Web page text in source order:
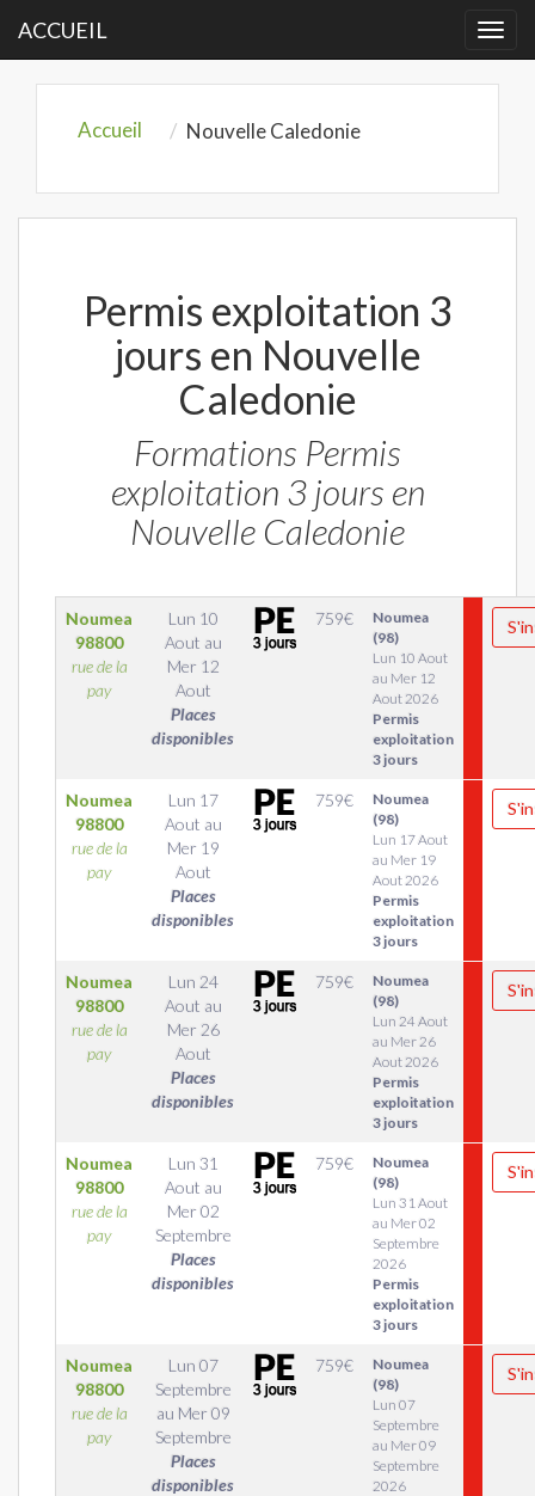
ACCUEIL
Accueil Nouvelle Caledonie
Permis exploitation 3
jours en Nouvelle
Caledonie
Formations Permis
exploitation 3 jours en
Nouvelle Caledonie
Noumea
98800
rue de la
pay
Lun 10
Aout au
Mer 12
Aout
Places
disponibles
759€
Noumea
(98)
Lun 10 Aout
au Mer 12
Aout 2026
Permis
exploitation
3 jours
Noumea
98800
rue de la
pay
Lun 17
Aout au
Mer 19
Aout
Places
disponibles
759€
Noumea
(98)
Lun 17 Aout
au Mer 19
Aout 2026
Permis
exploitation
3 jours
Noumea
98800
rue de la
pay
Lun 24
Aout au
Mer 26
Aout
Places
disponibles
759€
Noumea
(98)
Lun 24 Aout
au Mer 26
Aout 2026
Permis
exploitation
3 jours
Noumea
98800
rue de la
pay
Lun 31
Aout au
Mer 02
Septembre
Places
disponibles
759€
Noumea
(98)
Lun 31 Aout
au Mer 02
Septembre
2026
Permis
exploitation
3 jours
Noumea
98800
rue de la
pay
Lun 07
Septembre
au Mer 09
Septembre
Places
disponibles
759€
Noumea
(98)
Lun 07
Septembre
au Mer 09
Septembre
2026